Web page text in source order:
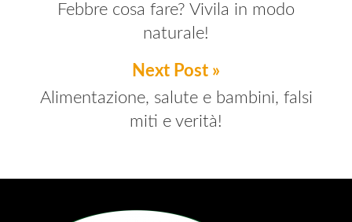
Febbre cosa fare? Vivila in modo
naturale!
Next Post »
Alimentazione, salute e bambini, falsi
miti e verità!